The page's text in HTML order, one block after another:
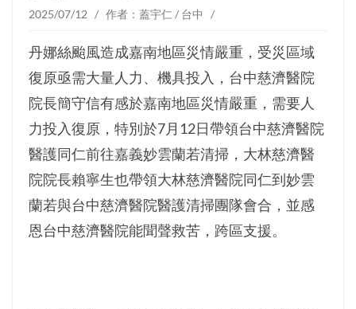
2025/07/12 / 作者：蓋宇仁 / 台中 /
丹娜絲颱風造成嘉南地區災情嚴重，受災區域
復原亟需大量人力、機具投入，台中慈濟醫院
院長簡守信有感於嘉南地區災情嚴重，需要人
力投入復原，特別於7月12日帶領台中慈濟醫院
醫護同仁前往嘉義妙雲蘭若清掃，大林慈濟醫
院院長賴寧生也帶領大林慈濟醫院同仁到妙雲
蘭若與台中慈濟醫院醫護清掃團隊會合，並感
恩台中慈濟醫院能聞聲救苦，跨區支援。